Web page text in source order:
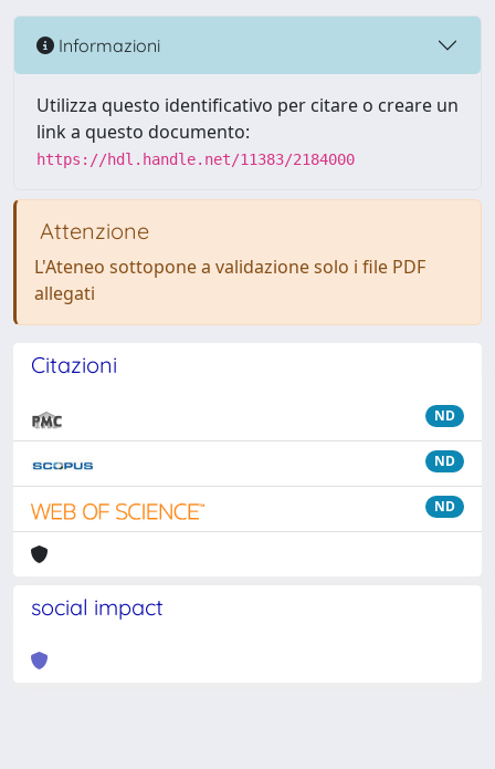
Informazioni
Utilizza questo identificativo per citare o creare un
link a questo documento:
https://hdl.handle.net/11383/2184000
Attenzione
L'Ateneo sottopone a validazione solo i file PDF
allegati
Citazioni
ND
ND
ND
social impact